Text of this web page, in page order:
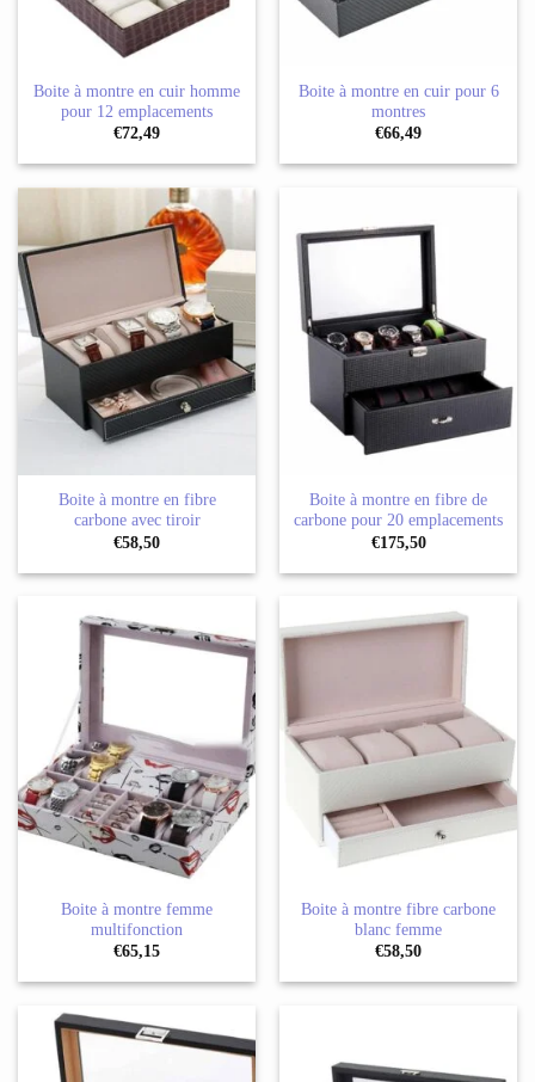
Boite à montre en cuir homme
pour 12 emplacements
€72,49
Boite à montre en cuir pour 6
montres
€66,49
Boite à montre en fibre
carbone avec tiroir
€58,50
Boite à montre en fibre de
carbone pour 20 emplacements
€175,50
Boite à montre femme
multifonction
€65,15
Boite à montre fibre carbone
blanc femme
€58,50